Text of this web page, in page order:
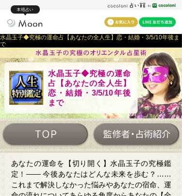
本格占い
水晶玉子◆究極の運命占【あなたの全人生】恋・結婚・3/5/10年後ま
で
水晶玉子◆究極の運命
占【あなたの全人生】
恋・結婚・3/5/10年後
まで
あなたの運命を【切り開く】水晶玉子の究極鑑
定！―― 今後あなたはどんな未来を歩む？……
これまで解決しなかった悩みやあなたの宿命、運